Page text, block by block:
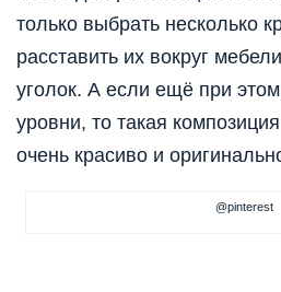
только выбрать несколько
расставить их вокруг
уголок. А если ещё при
уровни, то такая
очень красиво и
@pinterest